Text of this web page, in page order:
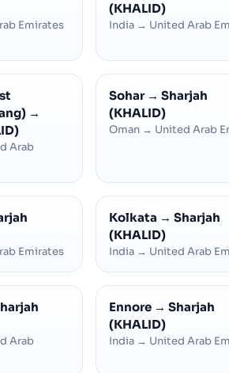
Emirates
(KHALID)
India → United Arab
→
Arab
Sohar → Sharjah
(KHALID)
Oman → United Arab
Emirates
Kolkata → Sharjah
(KHALID)
India → United Arab
Arab
Ennore → Sharjah
(KHALID)
India → United Arab